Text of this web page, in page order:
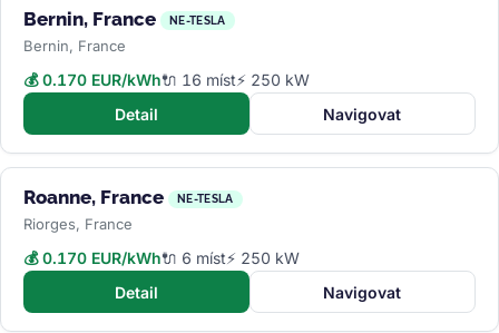
Bernin, France NE-TESLA
Bernin, France
💰 0.170 EUR/kWh🔌 16 míst⚡ 250 kW
Detail
Navigovat
Roanne, France NE-TESLA
Riorges, France
💰 0.170 EUR/kWh🔌 6 míst⚡ 250 kW
Detail
Navigovat